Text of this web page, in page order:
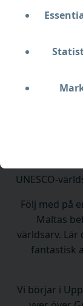
mästerverk
Guidad av
Vad du
UNESCO-
Följ med på
Maltas
världsarv.
fantastisk
Vi börjar i